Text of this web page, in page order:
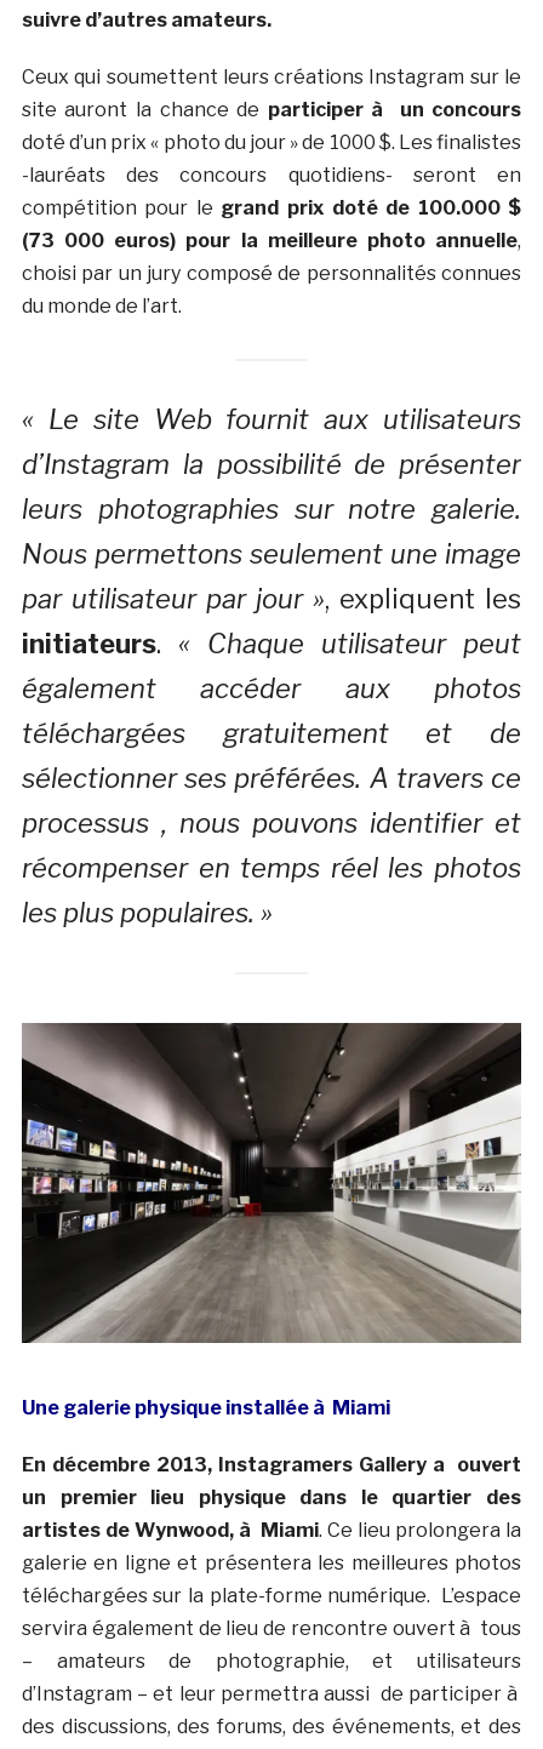
suivre d’autres amateurs.
Ceux qui soumettent leurs créations Instagram sur le
site auront la chance de participer à un concours
doté d’un prix « photo du jour » de 1000 $. Les finalistes
-lauréats des concours quotidiens- seront en
compétition pour le grand prix doté de 100.000 $
(73 000 euros) pour la meilleure photo annuelle,
choisi par un jury composé de personnalités connues
du monde de l’art.
« Le site Web fournit aux utilisateurs
d’Instagram la possibilité de présenter
leurs photographies sur notre galerie.
Nous permettons seulement une image
par utilisateur par jour », expliquent les
initiateurs. « Chaque utilisateur peut
également accéder aux photos
téléchargées gratuitement et de
sélectionner ses préférées. A travers ce
processus , nous pouvons identifier et
récompenser en temps réel les photos
les plus populaires. »
Une galerie physique installée à Miami
En décembre 2013, Instagramers Gallery a ouvert
un premier lieu physique dans le quartier des
artistes de Wynwood, à Miami. Ce lieu prolongera la
galerie en ligne et présentera les meilleures photos
téléchargées sur la plate-forme numérique. L’espace
servira également de lieu de rencontre ouvert à tous
– amateurs de photographie, et utilisateurs
d’Instagram – et leur permettra aussi de participer à
des discussions, des forums, des événements, et des